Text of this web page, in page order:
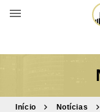
BUSCAR POR
Início Notícias